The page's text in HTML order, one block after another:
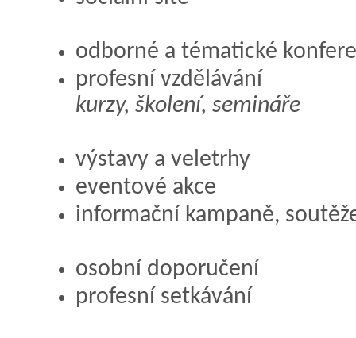
odborné a tématické
profesní vzdělávání
kurzy, školení, semináře
výstavy a veletrhy
eventové akce
informační kampaně,
osobní doporučení
profesní setkávání